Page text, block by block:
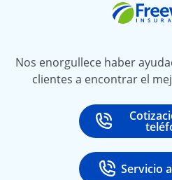
Nos enorgullece haber
clientes a encontrar el
at
Servicio
at